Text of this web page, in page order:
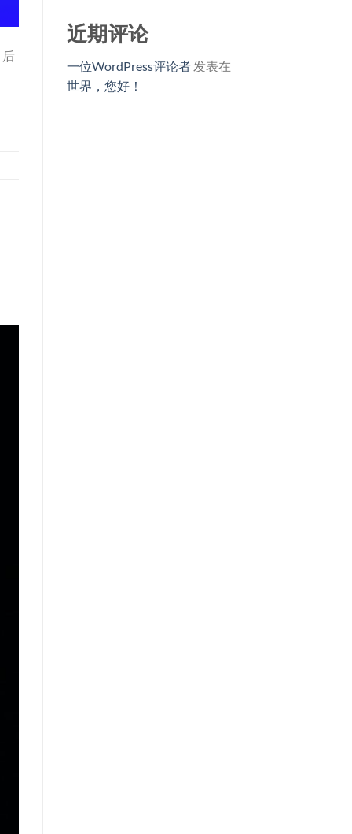
近期评论
一位WordPress评论者发表在
世界，您好！